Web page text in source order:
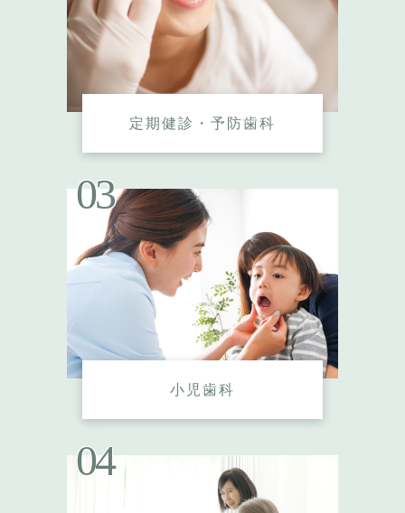
定期健診・予防歯科
小児歯科